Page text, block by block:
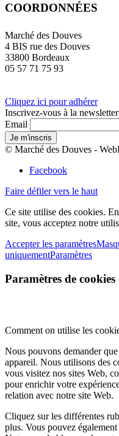
COORDONNÉES
Marché des Douves
4 BIS rue des Douves
33800 Bordeaux
05 57 71 75 93
Cliquez ici pour adhérer
Inscrivez-vous à la
Email
© Marché des Douves -
Facebook
Faire défiler vers le haut
Ce site utilise des cookies.
site, vous acceptez notre
Accepter les paramètres
uniquementParamètres
Paramètres de
Comment on utilise les
Nous pouvons demander
appareil. Nous utilisons des
vous visitez nos sites Web,
pour enrichir votre
relation avec notre site Web.
Cliquez sur les différentes
plus. Vous pouvez